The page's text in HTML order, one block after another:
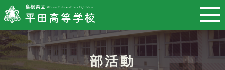
このページの本文へ
部活動